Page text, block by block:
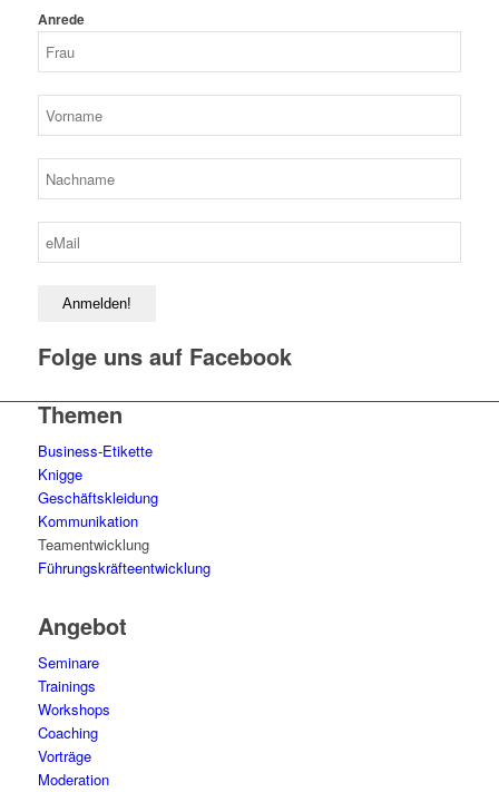
Anrede
Folge uns auf Facebook
Themen
Business-Etikette
Knigge
Geschäftskleidung
Kommunikation
Teamentwicklung
Führungskräfteentwicklung
Angebot
Seminare
Trainings
Workshops
Coaching
Vorträge
Moderation